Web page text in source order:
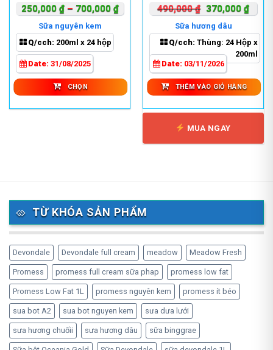
250,000 ₫ – 700,000 ₫Khoảng
250,000 ₫
700,000 ₫
Sữa nguyên kem
Q/cch: 200ml x 24 hộp
Date: 31/08/2025
CHỌN
có
nhiều
biến
thể.
Các
tùy
chọn
có
thể
490,000₫ Giá
gốc
là:
490,000 ₫.
370,000 ₫Giá
tại
là:
Sữa hương dâu
Q/cch:Thùng: 24 Hộp x
200ml
Date: 03/11/2026
THÊM VÀO GIỎ HÀNG
MUA NGAY
TỪ KHÓA SẢN PHẨM
Devondale Devondale full cream meadow Meadow Fresh
Promess promess full cream sữa phap promess low fat
Promess Low Fat 1L promess nguyên kem promess ít béo
sua bot A2 sua bot nguyen kem sưa dưa lưới
sưa hương chuốii sưa hương dâu sữa binggrae